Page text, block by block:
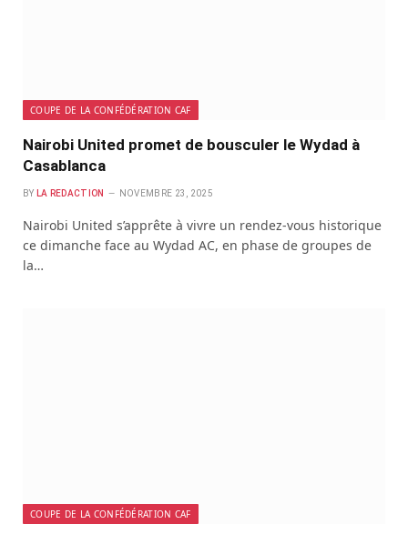
COUPE DE LA CONFÉDÉRATION CAF
Nairobi United promet de bousculer le Wydad à
Casablanca
BY LA REDACTION NOVEMBRE 23, 2025
Nairobi United s’apprête à vivre un rendez-vous historique
ce dimanche face au Wydad AC, en phase de groupes de
la…
COUPE DE LA CONFÉDÉRATION CAF